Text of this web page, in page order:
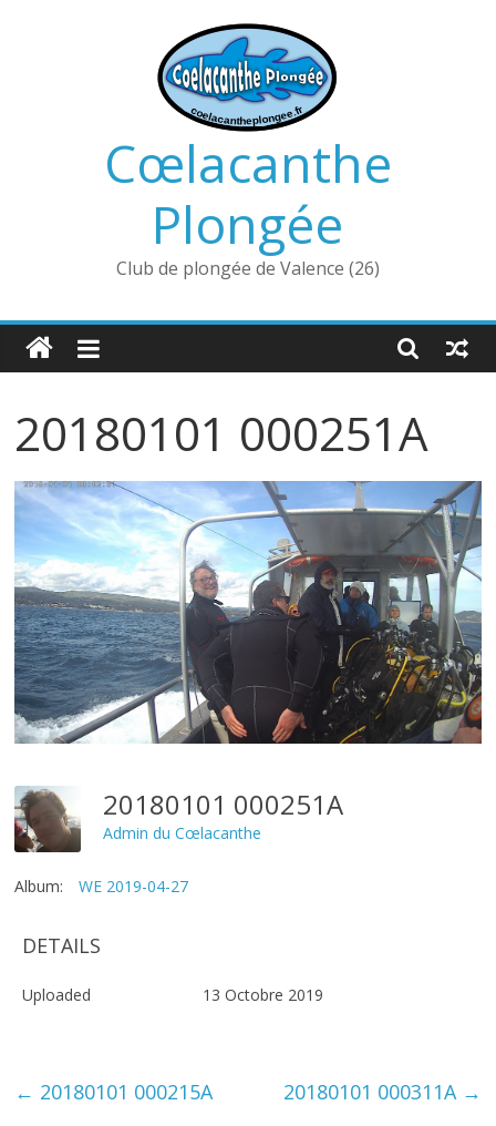
Cœlacanthe
Plongée
Club de plongée de Valence (26)
20180101 000251A
20180101 000251A
Admin du Cœlacanthe
Album: WE 2019-04-27
DETAILS
Uploaded 13 Octobre 2019
← 20180101 000215A 20180101 000311A →